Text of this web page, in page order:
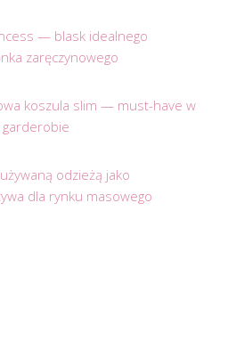
— blask idealnego
zaręczynowego
koszula slim — must-have w
garderobie
odzieżą jako
dla rynku masowego